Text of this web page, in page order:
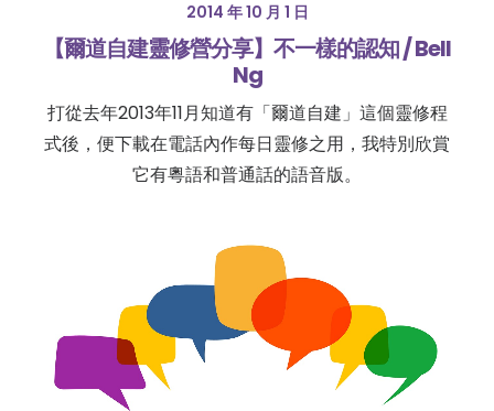
2014 年 10 月 1 日
【爾道自建靈修營分享】不一樣的認知 / Bell
Ng
打從去年2013年11月知道有「爾道自建」這個靈修程
式後，便下載在電話內作每日靈修之用，我特別欣賞
它有粵語和普通話的語音版。